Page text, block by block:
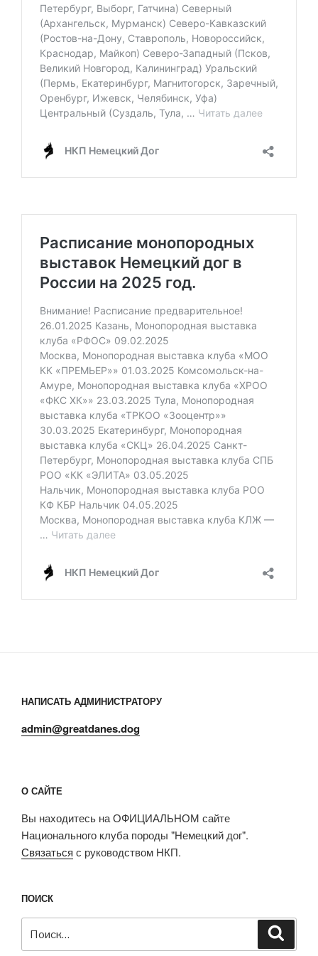
НАПИСАТЬ АДМИНИСТРАТОРУ
admin@greatdanes.dog
О САЙТЕ
Вы находитесь на ОФИЦИАЛЬНОМ сайте
Национального клуба породы "Немецкий дог".
Связаться с руководством НКП.
ПОИСК